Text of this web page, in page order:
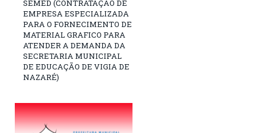
SEMED (CONTRATAÇÃO DE
EMPRESA ESPECIALIZADA
PARA O FORNECIMENTO DE
MATERIAL GRAFICO PARA
ATENDER A DEMANDA DA
SECRETARIA MUNICIPAL
DE EDUCAÇÃO DE VIGIA DE
NAZARÉ)